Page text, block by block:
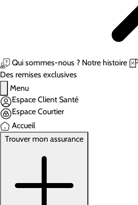
Qui sommes-nous ? Notre histoire
Des remises exclusives
Menu
Espace Client Santé
Espace Courtier
Accueil
Trouver mon assurance